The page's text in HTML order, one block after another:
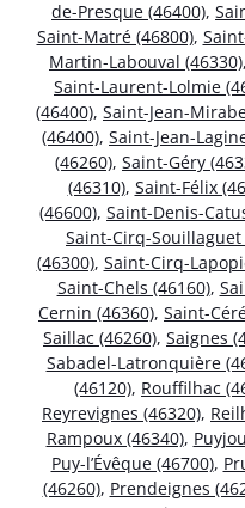
de-Presque (46400),
Saint-Matré (46800),
Martin-Labouval (46330),
Saint-Laurent-Lolmie
(46400), Saint-Jean-
(46400), Saint-Jean-
(46260), Saint-Géry
(46310), Saint-Félix
(46600), Saint-Denis-
Saint-Cirq-Souillaguet
(46300), Saint-Cirq-
Saint-Chels (46160),
Cernin (46360), Saint-
Saillac (46260), Saignes
Sabadel-Latronquière
(46120), Rouffilhac
Reyrevignes (46320),
Rampoux (46340),
Puy-l’Évêque (46700),
(46260), Prendeignes